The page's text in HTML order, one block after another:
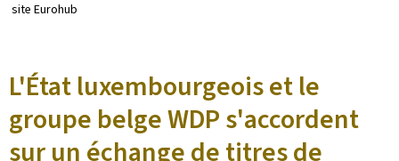
site Eurohub
L'État luxembourgeois et le
groupe belge WDP s'accordent
sur un échange de titres de